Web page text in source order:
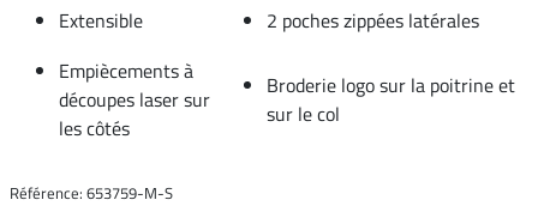
Extensible
2 poches zippées latérales
Empiècements à
découpes laser sur
les côtés
Broderie logo sur la poitrine et
sur le col
Référence: 653759-M-S